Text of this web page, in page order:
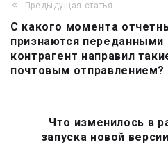
Навигация
по
записям
Предыдущая статья
С какого момента
признаются переданными
контрагент направил
почтовым отправлением?
Что изменилось в
запуска новой